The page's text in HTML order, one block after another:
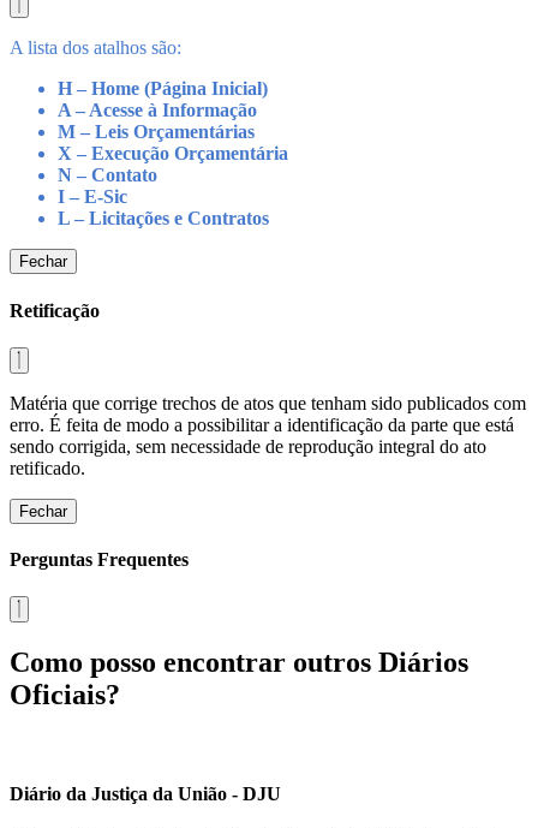
A lista dos atalhos são:
H – Home (Página Inicial)
A – Acesse à Informação
M – Leis Orçamentárias
X – Execução Orçamentária
N – Contato
I – E-Sic
L – Licitações e Contratos
Fechar
Retificação
Matéria que corrige trechos de atos que tenham sido publicados com
erro. É feita de modo a possibilitar a identificação da parte que está
sendo corrigida, sem necessidade de reprodução integral do ato
retificado.
Fechar
Perguntas Frequentes
Como posso encontrar outros Diários
Oficiais?
Diário da Justiça da União - DJU